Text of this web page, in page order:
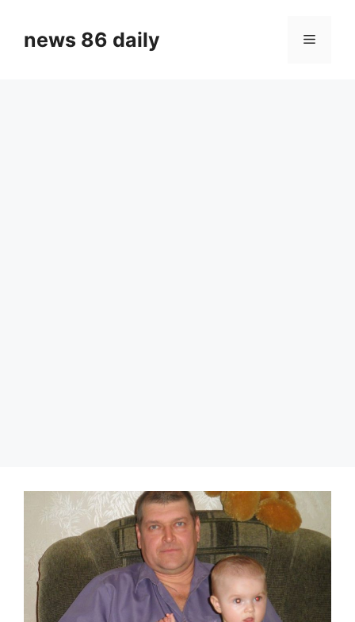
contentnews 86 daily Menu